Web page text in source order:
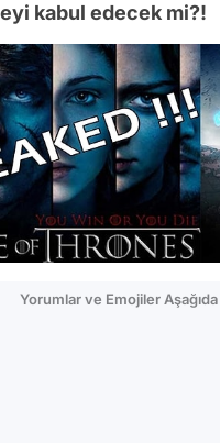
kabul edecek mi?!
Yorumlar ve Emojiler Aşağıda